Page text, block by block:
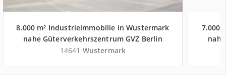
8.000 m² Industrieimmobilie in Wustermark
nahe Güterverkehrszentrum GVZ Berlin
West Wustermark - Landkreis Havelland
14641 Wustermark
7.000